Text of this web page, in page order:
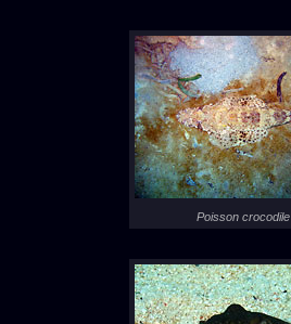
Poisson crocodile